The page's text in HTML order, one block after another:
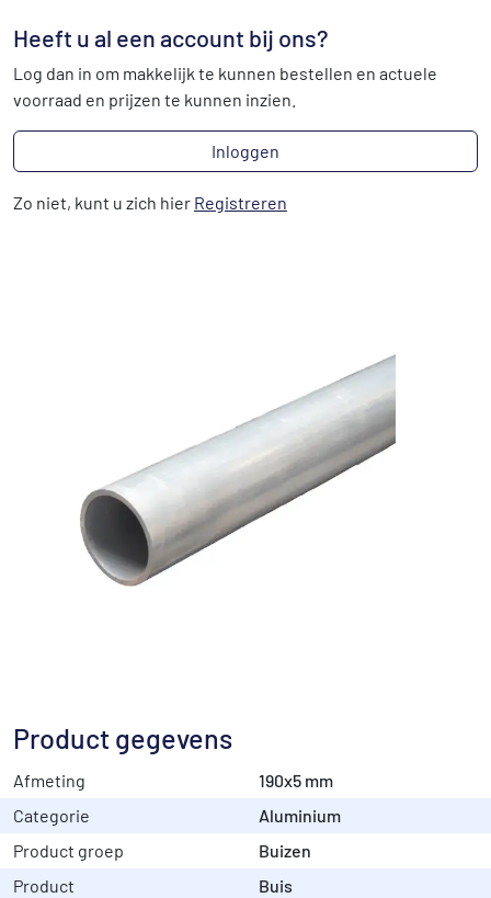
Product gegevens
Afmeting
190x5 mm
Categorie
Aluminium
Product groep
Buizen
Product
Buis
Heeft u al een account bij ons?
Log dan in om makkelijk te kunnen bestellen en actuele
voorraad en prijzen te kunnen inzien.
Inloggen
Zo niet, kunt u zich hier Registreren